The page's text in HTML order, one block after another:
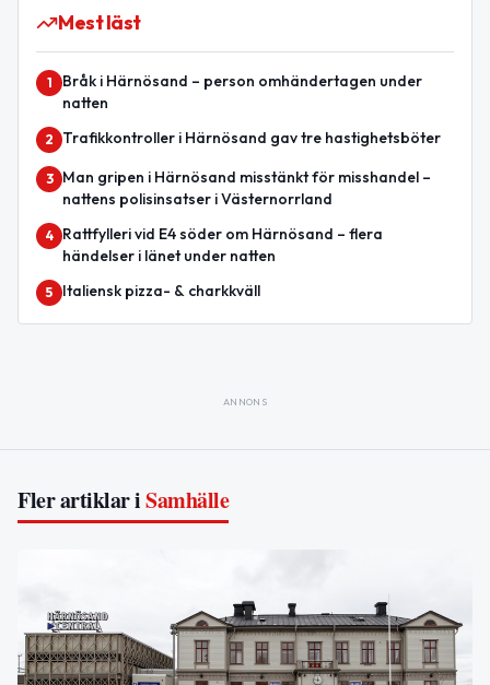
Mest läst
1
Bråk i Härnösand – person omhändertagen under
natten
2 Trafikkontroller i Härnösand gav tre hastighetsböter
3
Man gripen i Härnösand misstänkt för misshandel –
nattens polisinsatser i Västernorrland
4
Rattfylleri vid E4 söder om Härnösand – flera
händelser i länet under natten
5 Italiensk pizza- & charkkväll
ANNONS
Fler artiklar iSamhälle